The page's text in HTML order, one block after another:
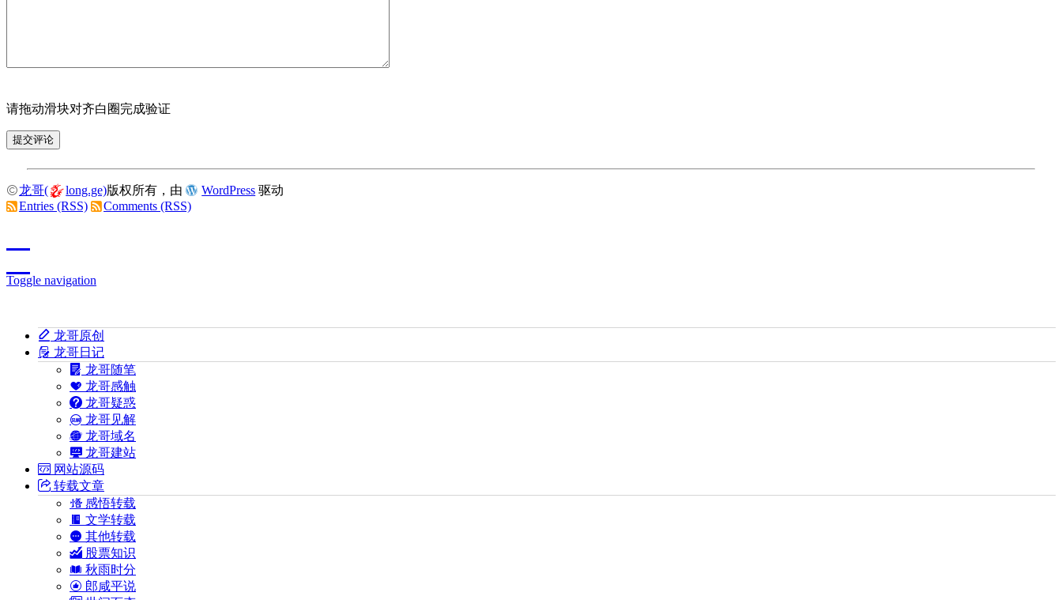
请拖动滑块对齐白圈完成验证
龙哥( long.ge)版权所有，由 WordPress 驱动
Entries (RSS)
Comments (RSS)
Toggle navigation
龙哥原创
龙哥日记
龙哥随笔
龙哥感触
龙哥疑惑
龙哥见解
龙哥域名
龙哥建站
网站源码
转载文章
感悟转载
文学转载
其他转载
股票知识
秋雨时分
郎咸平说